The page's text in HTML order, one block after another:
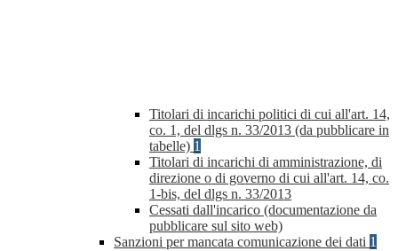
Titolari di incarichi politici di cui all'art. 14,
co. 1, del dlgs n. 33/2013 (da pubblicare in
tabelle) 1
Titolari di incarichi di amministrazione, di
direzione o di governo di cui all'art. 14, co.
1-bis, del dlgs n. 33/2013
Cessati dall'incarico (documentazione da
pubblicare sul sito web)
Sanzioni per mancata comunicazione dei dati 1